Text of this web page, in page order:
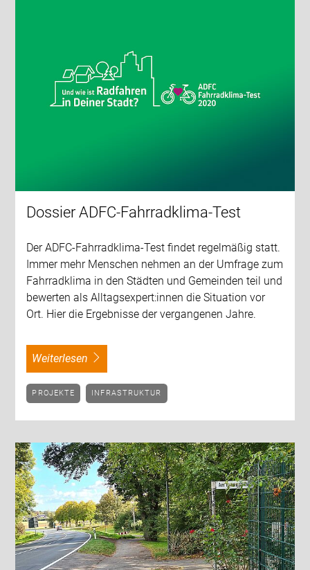
Dossier ADFC-Fahrradklima-Test
Der ADFC-Fahrradklima-Test findet regelmäßig statt.
Immer mehr Menschen nehmen an der Umfrage zum
Fahrradklima in den Städten und Gemeinden teil und
bewerten als Alltagsexpert:innen die Situation vor
Ort. Hier die Ergebnisse der vergangenen Jahre.
weiterlesen
PROJEKTE INFRASTRUKTUR